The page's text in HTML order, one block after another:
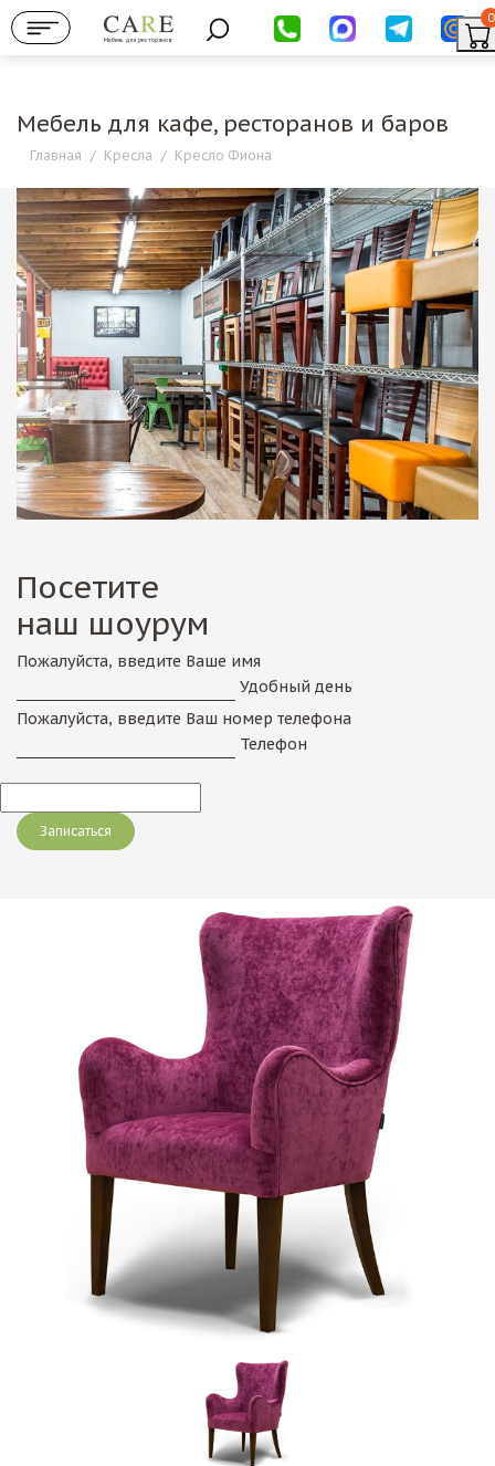
Мебель для ресторанов
0
Мебель для кафе, ресторанов и баров
Главная / Кресла / Кресло Фиона
Посетите
наш шоурум
Пожалуйста, введите Ваше имя
Удобный день
Пожалуйста, введите Ваш номер телефона
Телефон